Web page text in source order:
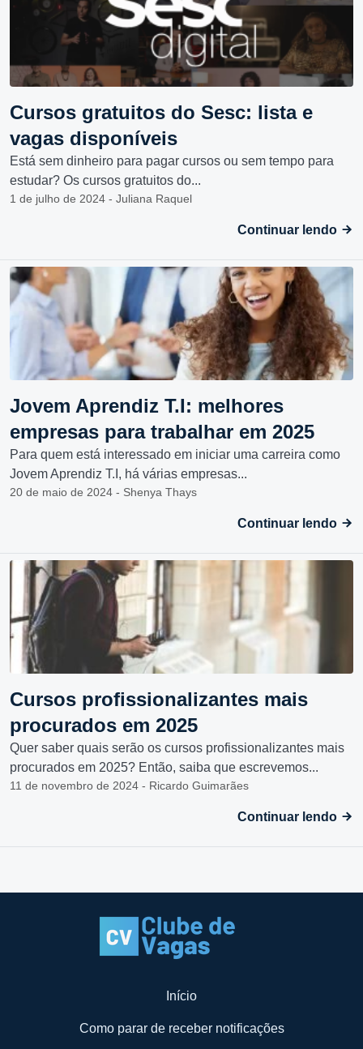
Cursos gratuitos do Sesc: lista e
vagas disponíveis
Está sem dinheiro para pagar cursos ou sem tempo para
estudar? Os cursos gratuitos do...
1 de julho de 2024 - Juliana Raquel
Continuar lendo
Jovem Aprendiz T.I: melhores
empresas para trabalhar em 2025
Para quem está interessado em iniciar uma carreira como
Jovem Aprendiz T.I, há várias empresas...
20 de maio de 2024 - Shenya Thays
Continuar lendo
Cursos profissionalizantes mais
procurados em 2025
Quer saber quais serão os cursos profissionalizantes mais
procurados em 2025? Então, saiba que escrevemos...
11 de novembro de 2024 - Ricardo Guimarães
Continuar lendo
Início
Como parar de receber notificações